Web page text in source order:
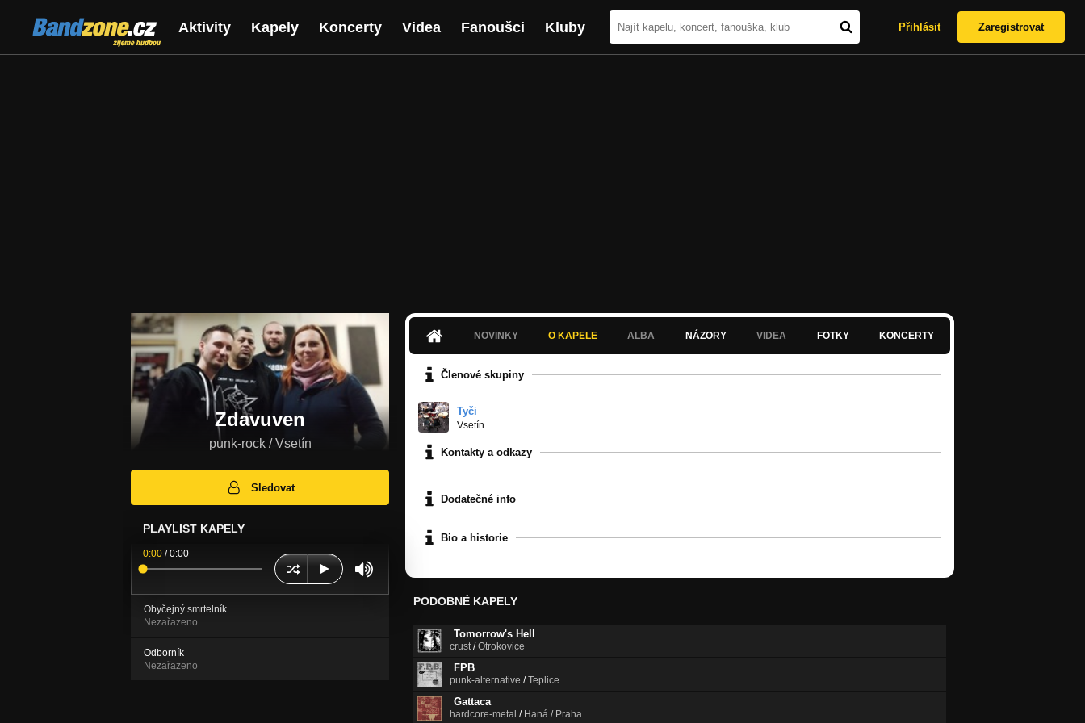
Bandzone.cz
žijeme hudbou
Aktivity Kapely Koncerty Videa Fanoušci Kluby Přihlásit Zaregistrovat
Zdavuven
punk-rock / Vsetín
Sledovat
PLAYLIST KAPELY
0:00 /0:00
Obyčejný smrtelník
Nezařazeno
Odborník
Nezařazeno
NOVINKY O KAPELE ALBA NÁZORY VIDEA FOTKY KONCERTY
Členové skupiny
Tyči
Vsetín
Kontakty a odkazy
Dodatečné info
Bio a historie
PODOBNÉ KAPELY
Tomorrow's Hell
crust/Otrokovice
FPB
punk-alternative /Teplice
Gattaca
hardcore-metal / Haná / Praha